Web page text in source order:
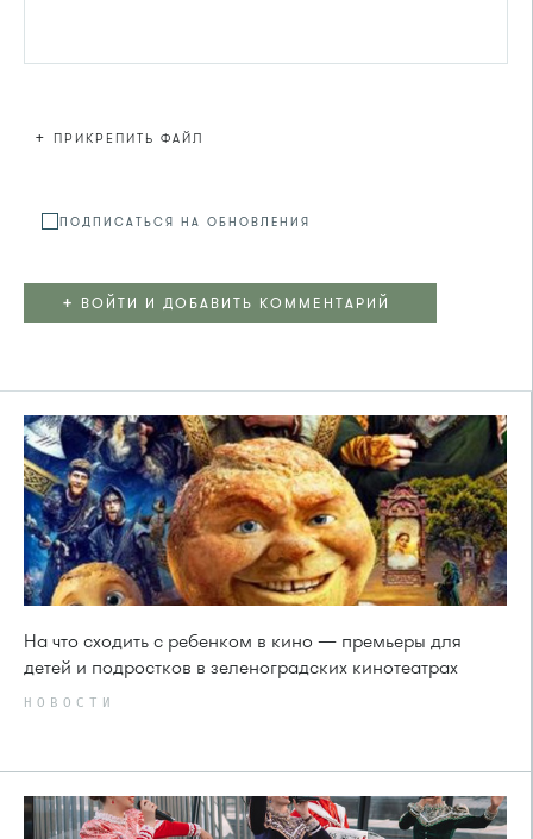
+ ПРИКРЕПИТЬ ФАЙЛ
ПОДПИСАТЬСЯ НА ОБНОВЛЕНИЯ
+ ВОЙТИ И ДОБАВИТЬ КОММЕНТАРИЙ
На что сходить с ребенком в кино — премьеры для
детей и подростков в зеленоградских кинотеатрах
НОВОСТИ